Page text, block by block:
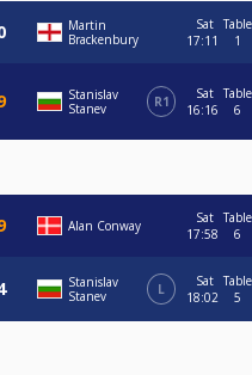
Martin
Brackenbury
Sat
17:11
Table
1
Stanislav
Stanev
R1
Sat
16:16
Table
6
Alan Conway
Sat
17:58
Table
6
Stanislav
Stanev
L
Sat
18:02
Table
5